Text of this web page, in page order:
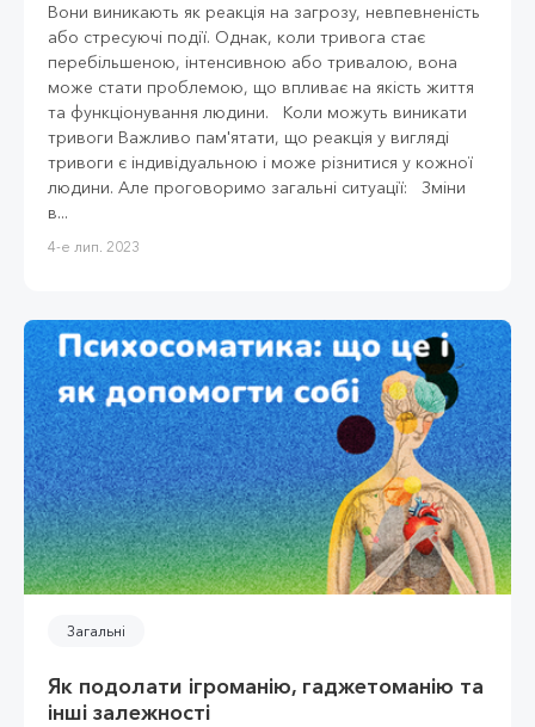
Вони виникають як реакція на загрозу, невпевненість
або стресуючі події. Однак, коли тривога стає
перебільшеною, інтенсивною або тривалою, вона
може стати проблемою, що впливає на якість життя
та функціонування людини. Коли можуть виникати
тривоги Важливо пам'ятати, що реакція у вигляді
тривоги є індивідуальною і може різнитися у кожної
людини. Але проговоримо загальні ситуації: Зміни
в...
4-е лип. 2023
Загальні
Як подолати ігроманію, гаджетоманію та
інші залежності